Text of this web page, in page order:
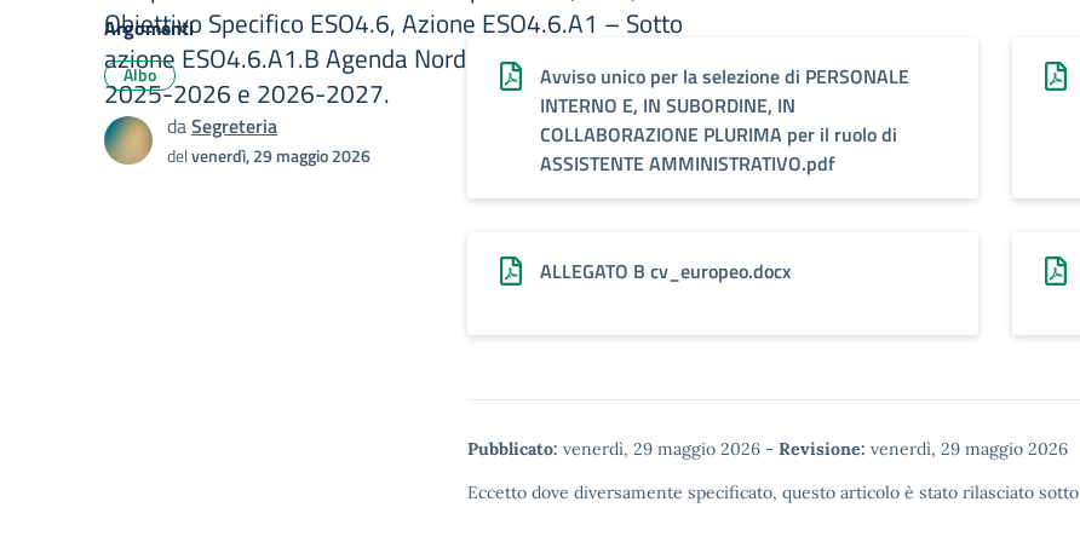
Obiettivo Specifico ESO4.6, Azione ESO4.6.A1 – Sotto
azione ESO4.6.A1.B Agenda Nord – Anno scolastico
2025-2026 e 2026-2027.
daSegreteria
delvenerdì, 29 maggio 2026
Avviso unico per la selezione di PERSONALE
INTERNO E, IN SUBORDINE, IN
COLLABORAZIONE PLURIMA per il ruolo di
ASSISTENTE AMMINISTRATIVO.pdf
ALLEGATO B cv_europeo.docx
Pubblicato: venerdì, 29 maggio 2026 - Revisione: venerdì, 29 maggio 2026
Eccetto dove diversamente specificato, questo articolo è stato rilasciato sotto
Argomenti
Albo